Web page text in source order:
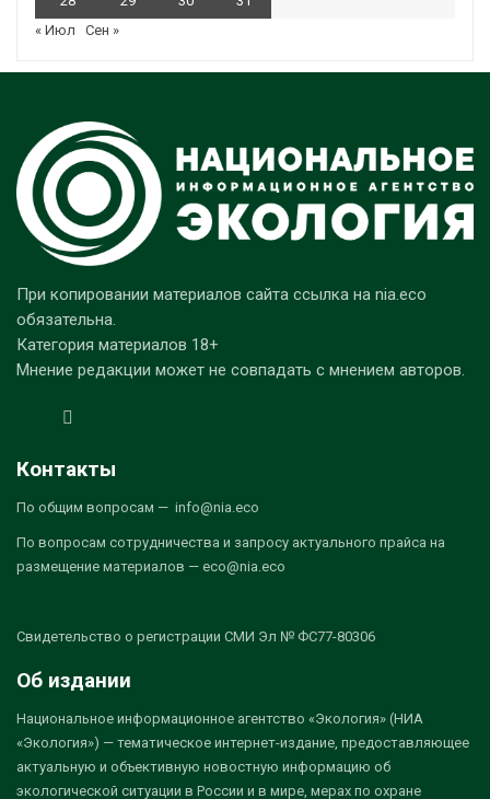
« Июл
Сен »
При копировании материалов сайта ссылка на nia.eco
обязательна.
Категория материалов 18+
Мнение редакции может не совпадать с мнением авторов.
Контакты
По общим вопросам — info@nia.eco
По вопросам сотрудничества и запросу актуального прайса на
размещение материалов — eco@nia.eco
Свидетельство о регистрации СМИ Эл № ФС77-80306
Об издании
Национальное информационное агентство «Экология» (НИА
«Экология») — тематическое интернет-издание, предоставляющее
актуальную и объективную новостную информацию об
экологической ситуации в России и в мире, мерах по охране